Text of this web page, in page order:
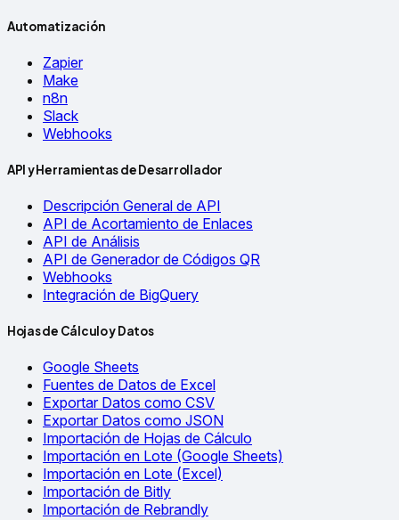
Automatización
Zapier
Make
n8n
Slack
Webhooks
API y Herramientas de Desarrollador
Descripción General de API
API de Acortamiento de Enlaces
API de Análisis
API de Generador de Códigos QR
Webhooks
Integración de BigQuery
Hojas de Cálculo y Datos
Google Sheets
Fuentes de Datos de Excel
Exportar Datos como CSV
Exportar Datos como JSON
Importación de Hojas de Cálculo
Importación en Lote (Google Sheets)
Importación en Lote (Excel)
Importación de Bitly
Importación de Rebrandly